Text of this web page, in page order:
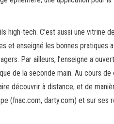
high-tech. C’est aussi une vitrine
et enseigné les bonnes pratiques
Par ailleurs, l’enseigne a
de la seconde main. Au cours
découvrir à distance, et de
(fnac.com, darty.com) et sur ses